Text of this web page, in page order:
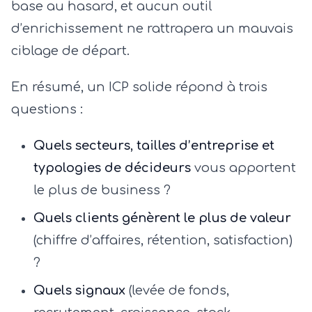
base au hasard, et aucun outil
d’enrichissement ne rattrapera un mauvais
ciblage de départ.
En résumé, un ICP solide répond à trois
questions :
Quels secteurs, tailles d’entreprise et
typologies de décideurs vous apportent
le plus de business ?
Quels clients génèrent le plus de valeur
(chiffre d’affaires, rétention, satisfaction)
?
Quels signaux (levée de fonds,